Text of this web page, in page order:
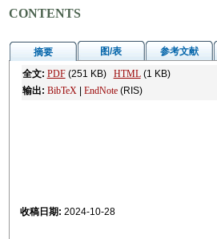
CONTENTS
摘要 图/表 参考文献
全文: PDF(251 KB) HTML(1 KB)
输出: BibTeX| EndNote(RIS)
收稿日期: 2024-10-28